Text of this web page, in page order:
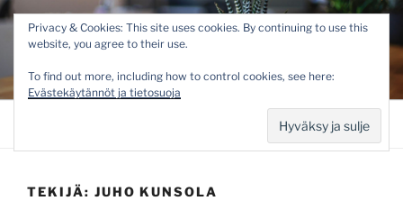
Siirry
sisältöönKULUTTAJISTO –
CONSUMERIUM SUOMESSA
Kuluttajien voimaannuttamista jo vuodesta 2002
TEKIJÄ: JUHO KUNSOLA
Privacy & Cookies: This site uses cookies. By continuing to use this
website, you agree to their use.
To find out more, including how to control cookies, see here:
Evästekäytännöt ja tietosuoja